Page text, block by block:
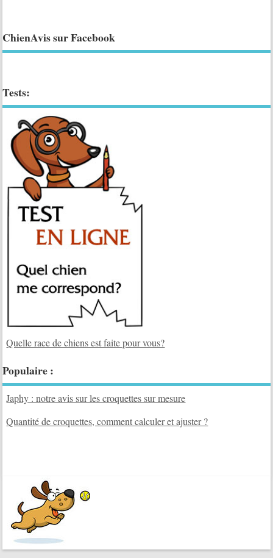
ChienAvis sur Facebook
Tests:
Quelle race de chiens est faite pour vous?
Populaire :
Japhy : notre avis sur les croquettes sur mesure
Quantité de croquettes, comment calculer et ajuster ?